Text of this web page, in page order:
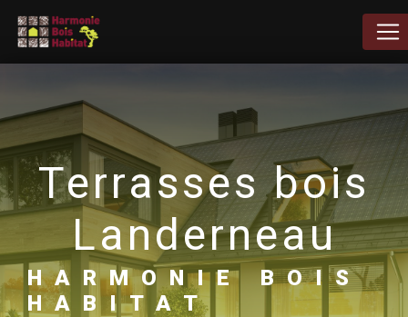
terrasses bois
Landerneau
HARMONIE BOIS
HABITAT